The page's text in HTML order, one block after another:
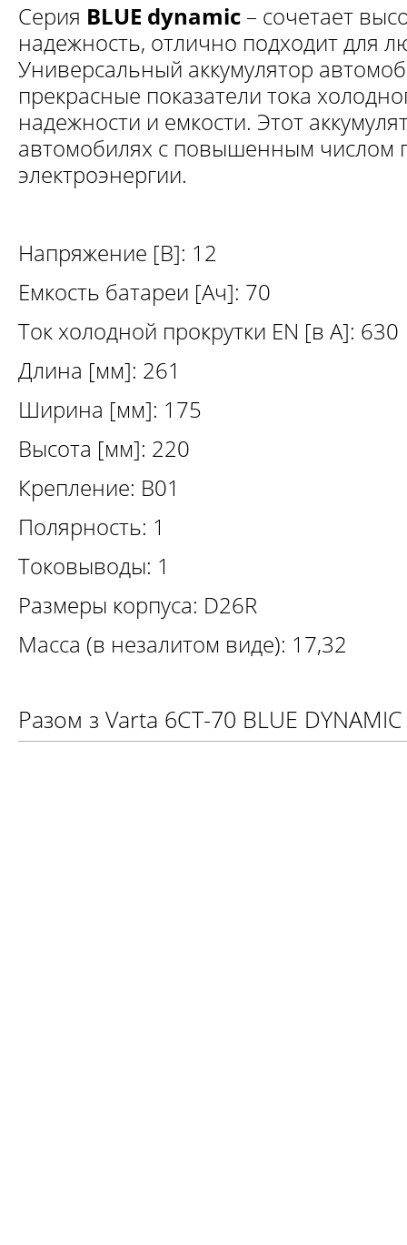
Серия BLUE dynamic – сочетает
надежность, отлично подходит для
Универсальный аккумулятор
прекрасные показатели тока
надежности и емкости. Этот
автомобилях с повышенным числом
электроэнергии.
Напряжение [В]: 12
Емкость батареи [Ач]: 70
Ток холодной прокрутки EN [в А]: 630
Длина [мм]: 261
Ширина [мм]: 175
Высота [мм]: 220
Крепление: B01
Полярность: 1
Токовыводы: 1
Размеры корпуса: D26R
Масса (в незалитом виде): 17,32
Разом з Varta 6СТ-70 BLUE